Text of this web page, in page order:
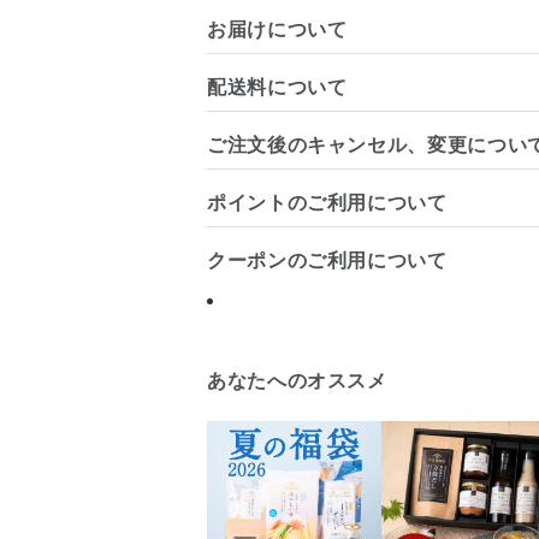
お届けについて
配送料について
ご注文後のキャンセル、変更につい
ポイントのご利用について
クーポンのご利用について
あなたへのオススメ